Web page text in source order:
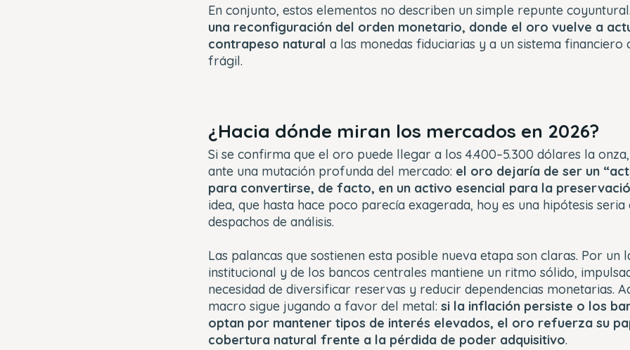
En conjunto, estos elementos no describen un simple repunte
una reconfiguración del orden monetario, donde el oro vuelve a
contrapeso natural a las monedas fiduciarias y a un sistema financiero
frágil.
¿Hacia dónde miran los mercados en 2026?
Si se confirma que el oro puede llegar a los 4.400–5.300 dólares la
ante una mutación profunda del mercado: el oro dejaría de ser un
para convertirse, de facto, en un activo esencial para la
idea, que hasta hace poco parecía exagerada, hoy es una hipótesis seria
despachos de análisis.
Las palancas que sostienen esta posible nueva etapa son claras. Por un
institucional y de los bancos centrales mantiene un ritmo sólido,
necesidad de diversificar reservas y reducir dependencias monetarias.
macro sigue jugando a favor del metal: si la inflación persiste o los
optan por mantener tipos de interés elevados, el oro refuerza su
cobertura natural frente a la pérdida de poder adquisitivo.